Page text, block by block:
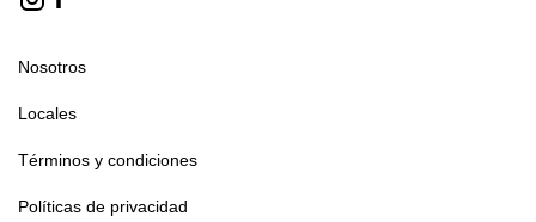
Nosotros
Locales
Términos y condiciones
Políticas de privacidad